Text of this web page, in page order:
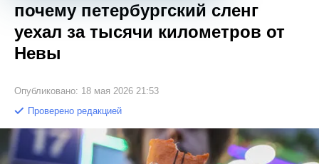
почему петербургский сленг
уехал за тысячи километров от
Невы
Опубликовано: 18 мая 2026 21:53
Проверено редакцией